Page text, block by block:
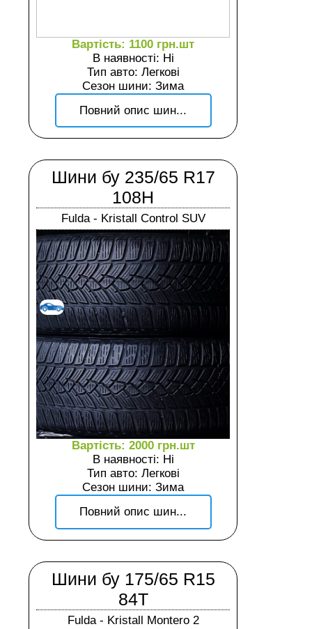
Вартість: 1100 грн.шт
В наявності: Ні
Тип авто: Легкові
Сезон шини: Зима
Повний опис шин...
Шини бу 235/65 R17
108H
Fulda - Kristall Control SUV
Вартість: 2000 грн.шт
В наявності: Ні
Тип авто: Легкові
Сезон шини: Зима
Повний опис шин...
Шини бу 175/65 R15
84T
Fulda - Kristall Montero 2